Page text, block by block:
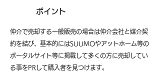
ポイント
仲介で売却する一般販売の場合は仲介会社と媒介契
約を結び、基本的にはSUUMOやアットホーム等の
ポータルサイト等に掲載して多くの方に売却してい
る事をPRして購入者を見つけます。